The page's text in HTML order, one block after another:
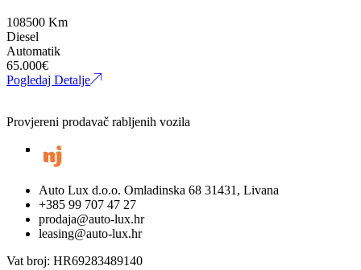
108500 Km
Diesel
Automatik
65.000€
Pogledaj Detalje
Provjereni prodavač rabljenih vozila
Auto Lux d.o.o. Omladinska 68 31431, Livana
+385 99 707 47 27
prodaja@auto-lux.hr
leasing@auto-lux.hr
Vat broj: HR69283489140